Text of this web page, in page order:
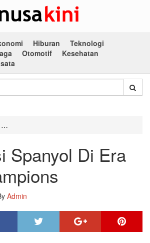
Hiburan
Teknologi
Otomotif
Kesehatan
Spanyol Di Era
Admin